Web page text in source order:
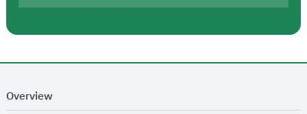
Overview